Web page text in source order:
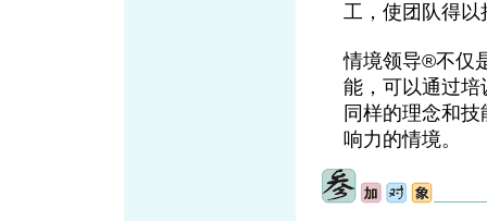
工，使团队得以
情境领导®不仅
能，可以通过
同样的理念和
响力的情境。